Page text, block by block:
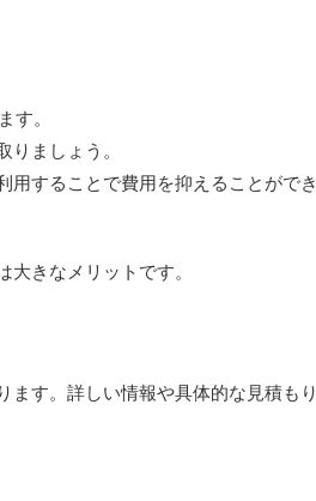
す。
ましょう。
用することで費用を抑えることができ
きなメリットです。
ます。詳しい情報や具体的な見積もり